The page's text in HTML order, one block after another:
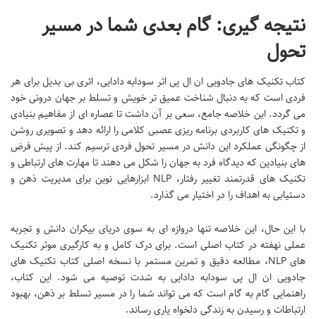
نتیجه گیری: گام بعدی شما در مسیر
تحول
کتاب تکنیک های جادویی ان ال پی اثر سودابه دادایی، اثری بی بدیل برای هر
فردی است که به دنبال شناخت عمیق تر خویش و تسلط بر جهان درونی خود
می گردد. این خلاصه جامع، سعی بر آن داشت تا عصاره ای از مفاهیم بنیادی
و تکنیک های کاربردی برنامه ریزی عصبی کلامی را ارائه دهد و تصویری روشن
از چگونگی عملکرد این دانش در مسیر تحول فردی ترسیم کند. از پیش فرض
های بنیادین که دیدگاه فرد به جهان را شکل می دهند تا مهارت های ارتباطی و
تکنیک های قدرتمند تغییر رفتار، NLP ابزارهایی نوین برای مدیریت ذهن و
دستیابی به اهداف را در اختیار می گذارد.
با این حال، این خلاصه تنها دروازه ای به سوی دریای بیکران دانش و تجربه
عملی نهفته در کتاب اصلی است. برای درک کامل و به کارگیری موثر تکنیک
های NLP، مطالعه دقیق و تمرین مستمر با نسخه اصلی کتاب تکنیک های
جادویی ان ال پی سودابه دادایی به شدت توصیه می شود. این کتاب،
راهنمایی گام به گام است که می تواند شما را در مسیر تسلط بر ذهن، بهبود
ارتباطات و رسیدن به زندگی دلخواه یاری رساند.